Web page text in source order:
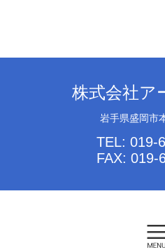
株式会社ア
岩手県盛岡市
TEL: 019-
FAX: 019-